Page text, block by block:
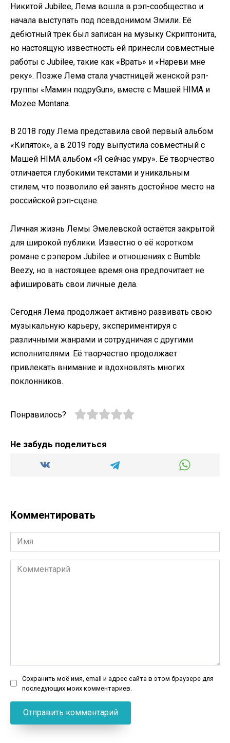
Никитой Jubilee, Лема вошла в рэп-сообщество и
начала выступать под псевдонимом Эмили. Её
дебютный трек был записан на музыку Скриптонита,
но настоящую известность ей принесли совместные
работы с Jubilee, такие как «Врать» и «Нареви мне
реку». Позже Лема стала участницей женской рэп-
группы «Мамин подруGun», вместе с Машей HIMA и
Mozee Montana.
В 2018 году Лема представила свой первый альбом
«Кипяток», а в 2019 году выпустила совместный с
Машей HIMA альбом «Я сейчас умру». Её творчество
отличается глубокими текстами и уникальным
стилем, что позволило ей занять достойное место на
российской рэп-сцене.​
Личная жизнь Лемы Эмелевской остаётся закрытой
для широкой публики. Известно о её коротком
романе с рэпером Jubilee и отношениях с Bumble
Beezy, но в настоящее время она предпочитает не
афишировать свои личные дела.​
Сегодня Лема продолжает активно развивать свою
музыкальную карьеру, экспериментируя с
различными жанрами и сотрудничая с другими
исполнителями. Её творчество продолжает
привлекать внимание и вдохновлять многих
поклонников.
Понравилось?
Не забудь поделиться
Комментировать
Имя
Комментарий
Сохранить моё имя, email и адрес сайта в этом браузере для
последующих моих комментариев.